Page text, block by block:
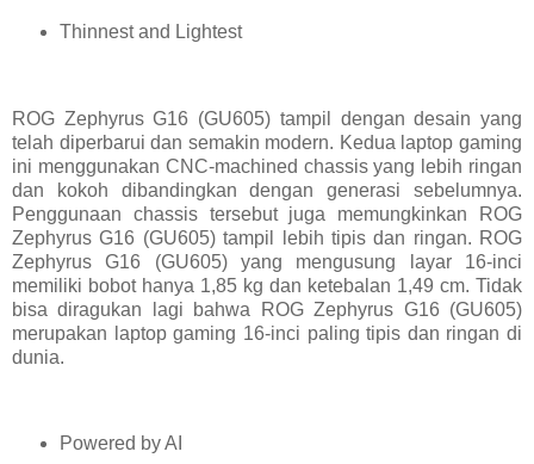
Thinnest and Lightest
ROG Zephyrus G16 (GU605) tampil dengan desain yang
telah diperbarui dan semakin modern. Kedua laptop gaming
ini menggunakan CNC-machined chassis yang lebih ringan
dan kokoh dibandingkan dengan generasi sebelumnya.
Penggunaan chassis tersebut juga memungkinkan ROG
Zephyrus G16 (GU605) tampil lebih tipis dan ringan. ROG
Zephyrus G16 (GU605) yang mengusung layar 16-inci
memiliki bobot hanya 1,85 kg dan ketebalan 1,49 cm. Tidak
bisa diragukan lagi bahwa ROG Zephyrus G16 (GU605)
merupakan laptop gaming 16-inci paling tipis dan ringan di
dunia.
Powered by AI